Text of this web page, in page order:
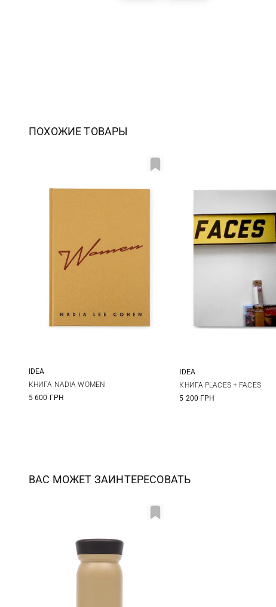
ПОХОЖИЕ ТОВАРЫ
One Size
IDEA
КНИГА NADIA WOMEN
5 600 ГРН
One Size
IDEA
КНИГА PLACES + FACES
5 200 ГРН
ВАС МОЖЕТ ЗАИНТЕРЕСОВАТЬ